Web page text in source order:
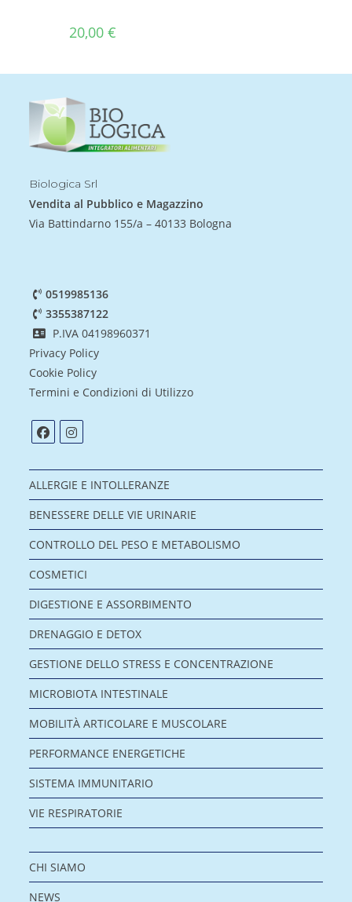
20,00€
Biologica Srl
Vendita al Pubblico e Magazzino
Via Battindarno 155/a – 40133 Bologna
0519985136
3355387122
P.IVA 04198960371
Privacy Policy
Cookie Policy
Termini e Condizioni di Utilizzo
ALLERGIE E INTOLLERANZE
BENESSERE DELLE VIE URINARIE
CONTROLLO DEL PESO E METABOLISMO
COSMETICI
DIGESTIONE E ASSORBIMENTO
DRENAGGIO E DETOX
GESTIONE DELLO STRESS E CONCENTRAZIONE
MICROBIOTA INTESTINALE
MOBILITÀ ARTICOLARE E MUSCOLARE
PERFORMANCE ENERGETICHE
SISTEMA IMMUNITARIO
VIE RESPIRATORIE
CHI SIAMO
NEWS